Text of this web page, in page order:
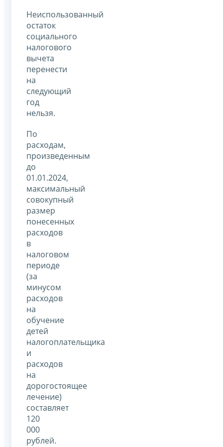
Неиспользованный
остаток
социального
налогового
вычета
перенести
на
следующий
год
нельзя.
По
расходам,
произведенным
до
01.01.2024,
максимальный
совокупный
размер
понесенных
расходов
в
налоговом
периоде
(за
минусом
расходов
на
обучение
детей
налогоплательщика
и
расходов
на
дорогостоящее
лечение)
составляет
120
000
рублей.